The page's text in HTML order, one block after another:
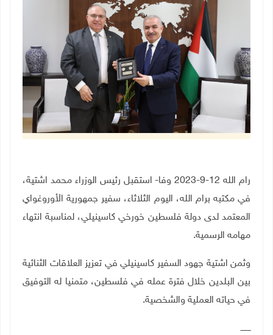
رام الله 12-9-2023 وفا- استقبل رئيس الوزراء محمد اشتية،
في مكتبه برام الله، اليوم الثلاثاء، سفير جمهورية الأوروغواي
المعتمد لدى دولة فلسطين خورخي كاسينيلي، لمناسبة انتهاء
مهامه الرسمية.
وثمن اشتية جهود السفير كاسينيلي في تعزيز العلاقات الثنائية
بين البلدين خلال فترة عمله في فلسطين، متمنيا له التوفيق
في حياته العملية والشخصية.
ــــــــ